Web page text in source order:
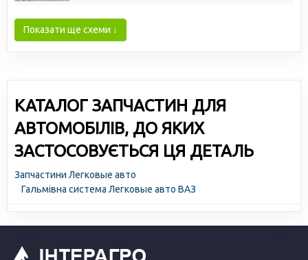
Показати ще схеми ↓
КАТАЛОГ ЗАПЧАСТИН ДЛЯ
АВТОМОБІЛІВ, ДО ЯКИХ
ЗАСТОСОВУЄТЬСЯ ЦЯ ДЕТАЛЬ
Запчастини Легковые авто
Гальмівна система Легковые авто ВАЗ